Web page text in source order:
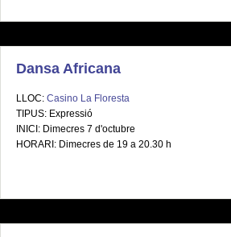
Dansa Africana
LLOC: Casino La Floresta
TIPUS: Expressió
INICI: Dimecres 7 d'octubre
HORARI: Dimecres de 19 a 20.30 h